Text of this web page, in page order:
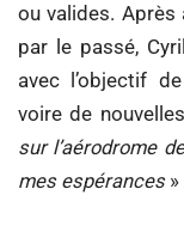
ou valides.
par le passé,
avec l’objectif
voire de
sur l’aérodrome
mes espérances»